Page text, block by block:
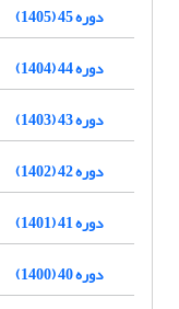
دوره 45 (1405)
دوره 44 (1404)
دوره 43 (1403)
دوره 42 (1402)
دوره 41 (1401)
دوره 40 (1400)